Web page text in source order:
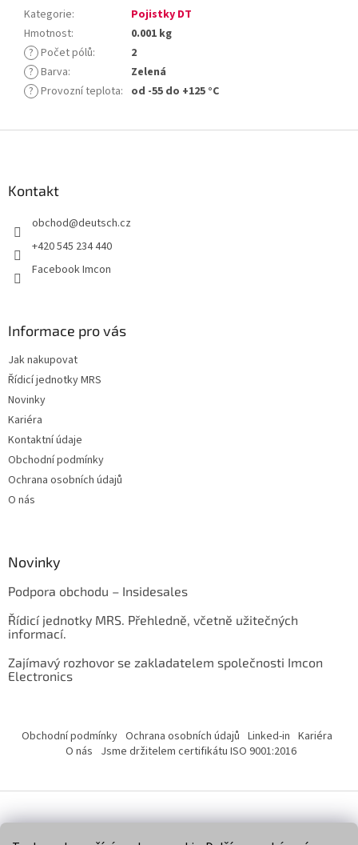
Kategorie:
Pojistky DT
Hmotnost:
0.001 kg
? Počet pólů:
2
? Barva:
Zelená
? Provozní teplota: od -55 do +125 °C
Kontakt
obchod@deutsch.cz
+420 545 234 440
Facebook Imcon
Informace pro vás
Jak nakupovat
Řídicí jednotky MRS
Novinky
Kariéra
Kontaktní údaje
Obchodní podmínky
Ochrana osobních údajů
O nás
Novinky
Podpora obchodu – Insidesales
Řídicí jednotky MRS. Přehledně, včetně užitečných
informací.
Zajímavý rozhovor se zakladatelem společnosti Imcon
Electronics
Obchodní podmínky Ochrana osobních údajů Linked-in Kariéra
O nás Jsme držitelem certifikátu ISO 9001:2016